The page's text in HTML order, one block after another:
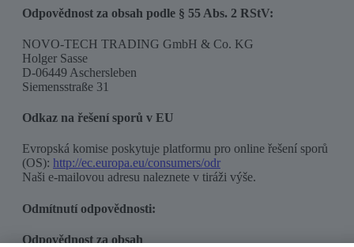
Odpovědnost za obsah podle § 55 Abs. 2 RStV:
NOVO-TECH TRADING GmbH & Co. KG
Holger Sasse
D-06449 Aschersleben
Siemensstraße 31
Odkaz na řešení sporů v EU
Evropská komise poskytuje platformu pro online řešení sporů
(OS): http://ec.europa.eu/consumers/odr
Naši e-mailovou adresu naleznete v tiráži výše.
Odmítnutí odpovědnosti:
Odpovědnost za obsah